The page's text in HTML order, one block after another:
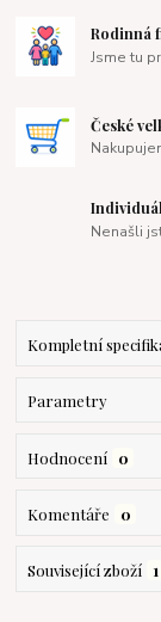
Rodinná
Jsme tu
České
Nenašli
Kompletní
Parametry
Hodnocení 0
Komentáře 0
Související zboží 1